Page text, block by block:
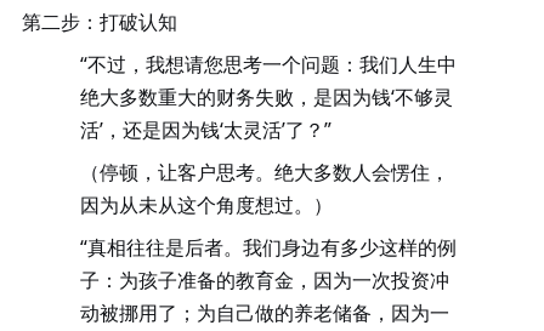
第二步：打破认知
“不过，我想请您思考一个问题：我们人生中
绝大多数重大的财务失败，是因为钱‘不够灵
活’，还是因为钱‘太灵活’了？”
（停顿，让客户思考。绝大多数人会愣住，
因为从未从这个角度想过。）
“真相往往是后者。我们身边有多少这样的例
子：为孩子准备的教育金，因为一次投资冲
动被挪用了；为自己做的养老储备，因为一